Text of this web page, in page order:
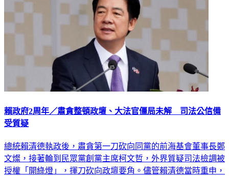
賴政府2周年／肅貪整頓政壇、大法官僵局未解 司法公信備
受質疑
總統賴清德執政後，肅貪第一刀砍向同黨的前海基會董事長鄭
文燦，接著輪到民眾黨創黨主席柯文哲，外界質疑司法檢調被
授權「開綠燈」，揮刀砍向政壇要角。儘管賴清德當時重申，